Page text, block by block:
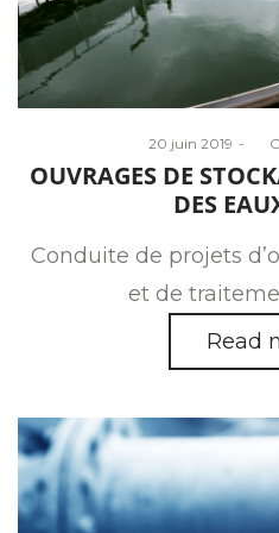
Posted
on
20 juin 2019
OUVRAGES DE
DES
Conduite de projets
et de
Read